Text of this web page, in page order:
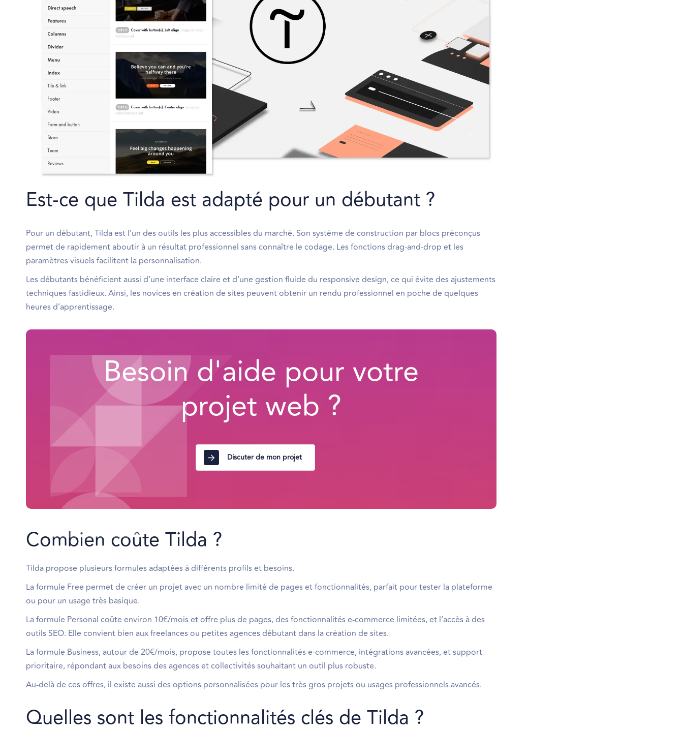
Est-ce que Tilda est adapté pour un débutant ?
Pour un débutant, Tilda est l’un des outils les plus accessibles du marché. Son système de construction par blocs préconçus
permet de rapidement aboutir à un résultat professionnel sans connaître le codage. Les fonctions drag-and-drop et les
paramètres visuels facilitent la personnalisation.
Les débutants bénéficient aussi d’une interface claire et d’une gestion fluide du responsive design, ce qui évite des ajustements
techniques fastidieux. Ainsi, les novices en création de sites peuvent obtenir un rendu professionnel en poche de quelques
heures d’apprentissage.
Besoin d'aide pour votre
projet web ?
Discuter de mon projet
Combien coûte Tilda ?
Tilda propose plusieurs formules adaptées à différents profils et besoins.
La formule Free permet de créer un projet avec un nombre limité de pages et fonctionnalités, parfait pour tester la plateforme
ou pour un usage très basique.
La formule Personal coûte environ 10€/mois et offre plus de pages, des fonctionnalités e-commerce limitées, et l’accès à des
outils SEO. Elle convient bien aux freelances ou petites agences débutant dans la création de sites.
La formule Business, autour de 20€/mois, propose toutes les fonctionnalités e-commerce, intégrations avancées, et support
prioritaire, répondant aux besoins des agences et collectivités souhaitant un outil plus robuste.
Au-delà de ces offres, il existe aussi des options personnalisées pour les très gros projets ou usages professionnels avancés.
Quelles sont les fonctionnalités clés de Tilda ?